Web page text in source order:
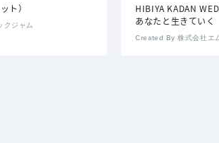
ト）
クジャム
HIBIYA KADAN
あなたと生きていく
Created By 株式会社エ